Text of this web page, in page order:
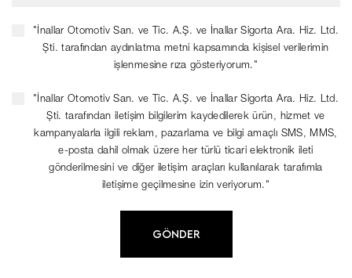
"İnallar Otomotiv San. ve Tic. A.Ş. ve İnallar Sigorta Ara. Hiz. Ltd.
Şti. tarafından aydınlatma metni kapsamında kişisel verilerimin
işlenmesine rıza gösteriyorum."
"İnallar Otomotiv San. ve Tic. A.Ş. ve İnallar Sigorta Ara. Hiz. Ltd.
Şti. tarafından iletişim bilgilerim kaydedilerek ürün, hizmet ve
kampanyalarla ilgili reklam, pazarlama ve bilgi amaçlı SMS, MMS,
e-posta dahil olmak üzere her türlü ticari elektronik ileti
gönderilmesini ve diğer iletişim araçları kullanılarak tarafımla
iletişime geçilmesine izin veriyorum."
GÖNDER